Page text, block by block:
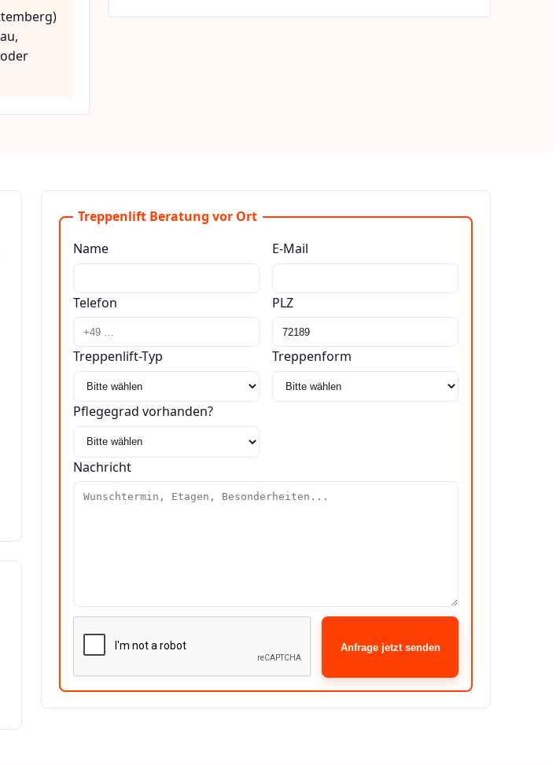
Treppenlift Beratung vor Ort
Name
E-Mail
Telefon PLZ
Treppenlift-Typ Treppenform
Pflegegrad vorhanden?
Nachricht
Anfrage jetzt senden